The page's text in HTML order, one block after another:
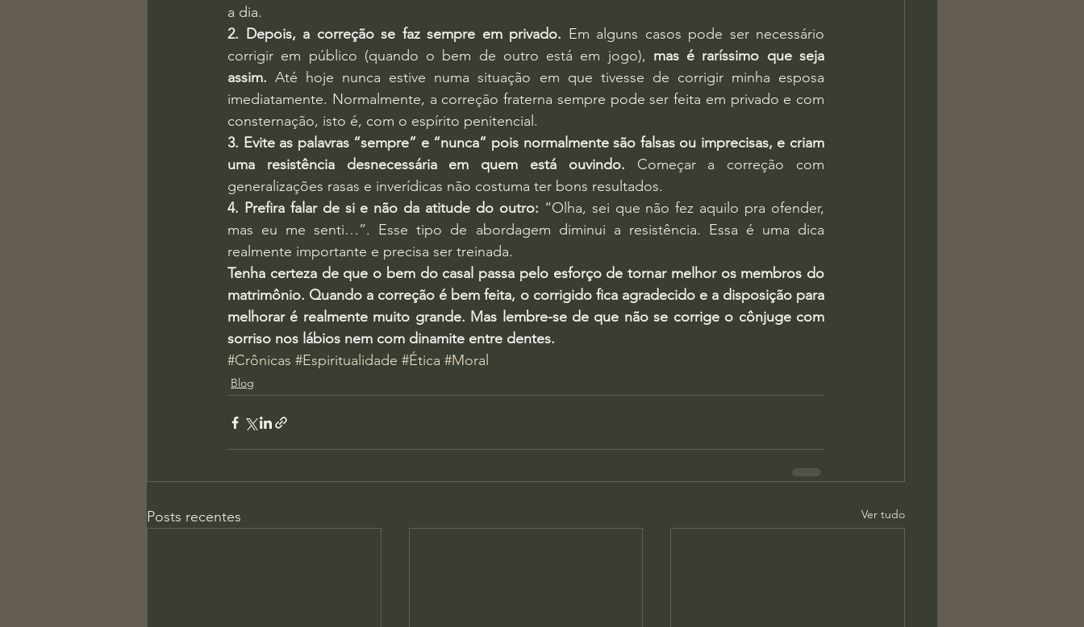
a dia.
2. Depois, a correção se faz sempre em privado. Em alguns casos pode ser necessário
corrigir em público (quando o bem de outro está em jogo), mas é raríssimo que seja
assim. Até hoje nunca estive numa situação em que tivesse de corrigir minha esposa
imediatamente. Normalmente, a correção fraterna sempre pode ser feita em privado e com
consternação, isto é, com o espírito penitencial.
3. Evite as palavras “sempre” e “nunca” pois normalmente são falsas ou imprecisas, e criam
uma resistência desnecessária em quem está ouvindo. Começar a correção com
generalizações rasas e inverídicas não costuma ter bons resultados.
4. Prefira falar de si e não da atitude do outro: “Olha, sei que não fez aquilo pra ofender,
mas eu me senti…”. Esse tipo de abordagem diminui a resistência. Essa é uma dica
realmente importante e precisa ser treinada.
Tenha certeza de que o bem do casal passa pelo esforço de tornar melhor os membros do
matrimônio. Quando a correção é bem feita, o corrigido fica agradecido e a disposição para
melhorar é realmente muito grande. Mas lembre-se de que não se corrige o cônjuge com
sorriso nos lábios nem com dinamite entre dentes.
#Crônicas #Espiritualidade #Ética #Moral
Blog
Posts recentes Ver tudo